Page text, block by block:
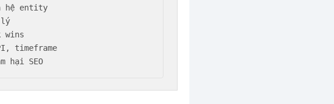
hệ entity
lý
wins
timeframe
SEO